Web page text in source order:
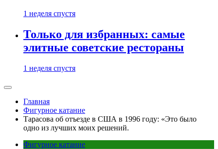
1 неделя спустя
Только для избранных: самые
элитные советские рестораны
1 неделя спустя
Главная
Фигурное катание
Тарасова об отъезде в США в 1996 году: «Это было
одно из лучших моих решений.
Фигурное катание